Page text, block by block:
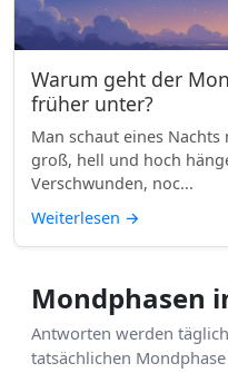
Warum geht der
früher unter?
Man schaut eines
groß, hell und hoch
Verschwunden, noc...
Weiterlesen →
Mondphasen
Antworten werden
tatsächlichen